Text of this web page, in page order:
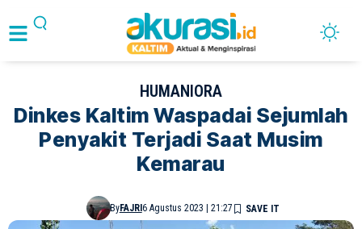
HUMANIORA
Dinkes Kaltim Waspadai Sejumlah
Penyakit Terjadi Saat Musim
Kemarau
ByFAJRI6 Agustus 2023 | 21:27